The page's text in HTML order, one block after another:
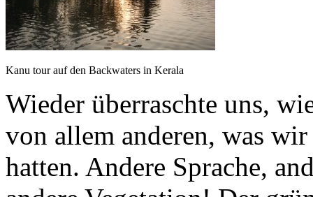
Kanu tour auf den Backwaters in Kerala
Wieder überraschte uns,
von allem anderen, was
hatten. Andere Sprache,